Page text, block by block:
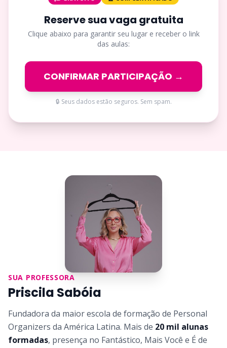
Reserve sua vaga gratuita
Clique abaixo para garantir seu lugar e receber o link
das aulas:
CONFIRMAR PARTICIPAÇÃO →
🔒 Seus dados estão seguros. Sem spam.
SUA PROFESSORA
Priscila Sabóia
Fundadora da maior escola de formação de Personal
Organizers da América Latina. Mais de 20 mil alunas
formadas, presença no Fantástico, Mais Você e É de